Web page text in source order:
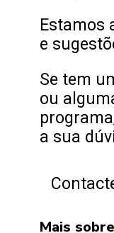
Estamos
e
Se tem
ou
a sua
Mais